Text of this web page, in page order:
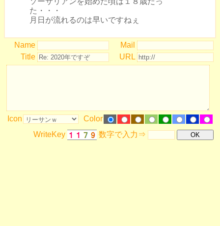
た・・・
月日が流れるのは早いですねぇ
Name
Mail
Title
URL
Icon
Color
WriteKey
数字で入力⇒